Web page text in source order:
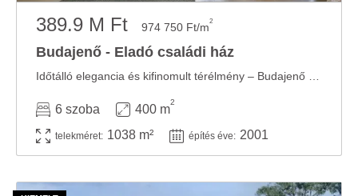
389.9 M Ft 974 750 Ft/m2
Budajenő - Eladó családi ház
6 szoba 400 m
2
telekméret: 1038 m² építés éve: 2001